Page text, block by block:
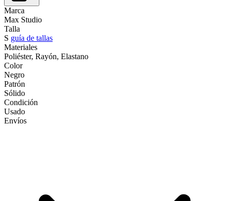
Marca
Max Studio
Talla
S guía de tallas
Materiales
Poliéster, Rayón, Elastano
Color
Negro
Patrón
Sólido
Condición
Usado
Envíos